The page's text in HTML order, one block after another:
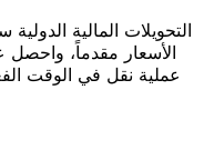
الأسعار مقدماً، واحصل